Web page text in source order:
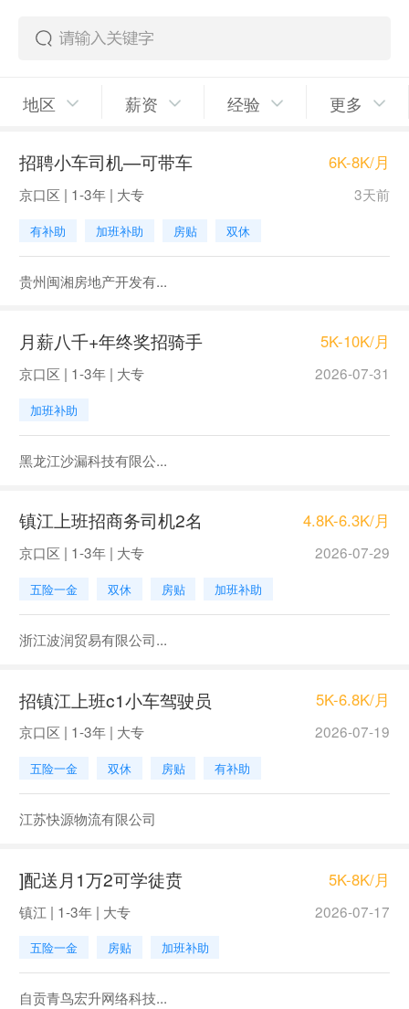
地区 薪资 经验 更多
招聘小车司机—可带车 6K-8K/月
京口区 | 1-3年 | 大专 3天前
有补助 加班补助 房贴 双休
贵州闽湘房地产开发有...
月薪八千+年终奖招骑手 5K-10K/月
京口区 | 1-3年 | 大专 2026-07-31
加班补助
黑龙江沙漏科技有限公...
镇江上班招商务司机2名 4.8K-6.3K/月
京口区 | 1-3年 | 大专 2026-07-29
五险一金 双休 房贴 加班补助
浙江波润贸易有限公司...
招镇江上班c1小车驾驶员 5K-6.8K/月
京口区 | 1-3年 | 大专 2026-07-19
五险一金 双休 房贴 有补助
江苏快源物流有限公司
]配送月1万2可学徒贲 5K-8K/月
镇江 | 1-3年 | 大专 2026-07-17
五险一金 房贴 加班补助
自贡青鸟宏升网络科技...